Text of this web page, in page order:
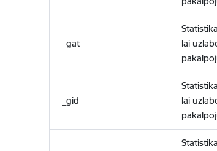
_gat
lai
_gid
lai